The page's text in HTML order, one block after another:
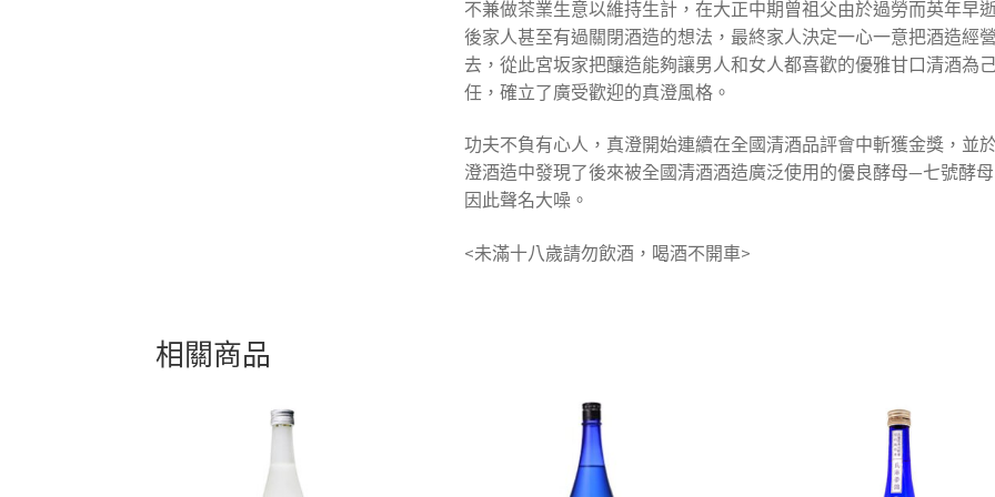
不兼做茶業生意以維持生計，在大正中期曾祖父由於過勞而英年早
後家人甚至有過關閉酒造的想法，最終家人決定一心一意把酒造經
去，從此宮坂家把釀造能夠讓男人和女人都喜歡的優雅甘口清酒為己
任，確立了廣受歡迎的真澄風格。
功夫不負有心人，真澄開始連續在全國清酒品評會中斬獲金獎，並
澄酒造中發現了後來被全國清酒酒造廣泛使用的優良酵母—七號酵母
因此聲名大噪。
<未滿十八歲請勿飲酒，喝酒不開車>
相關商品